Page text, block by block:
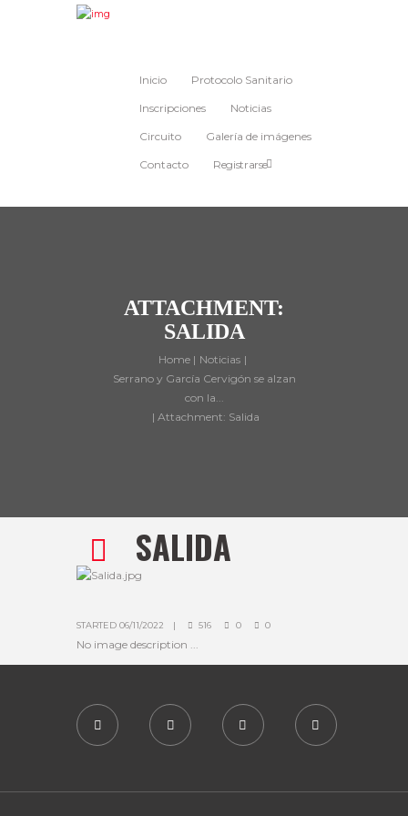
Inicio Protocolo Sanitario
Inscripciones Noticias
Circuito Galería de imágenes
Contacto Registrarse
ATTACHMENT:
SALIDA
Home
Noticias
Serrano y García Cervigón se alzan
con la...
Attachment: Salida
SALIDA
STARTED 06/11/2022 516 0 0
No image description ...